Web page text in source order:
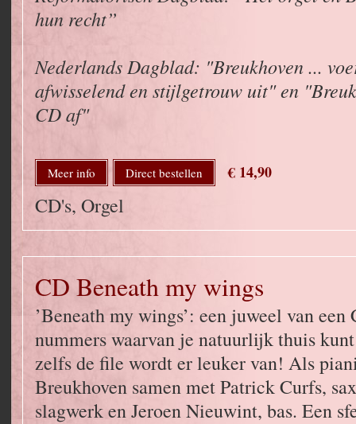
hun recht”
Nederlands Dagblad: "Breukhoven ...
afwisselend en stijlgetrouw uit" en
CD af"
Meer info Direct bestellen € 14,90
CD's, Orgel
CD Beneath my wings
’Beneath my wings’: een juweel van
nummers waarvan je natuurlijk thuis
zelfs de file wordt er leuker van! Als
Breukhoven samen met Patrick Curfs,
slagwerk en Jeroen Nieuwint, bas. Een